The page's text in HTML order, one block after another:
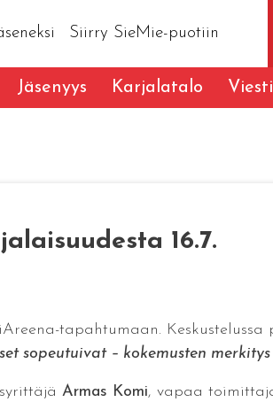
Siirry SieMie-puotiin
Jäsenyys Karjalatalo
16.7.
tapahtumaan.
sopeutuivat – kokemusten
Armas Komi, vapaa